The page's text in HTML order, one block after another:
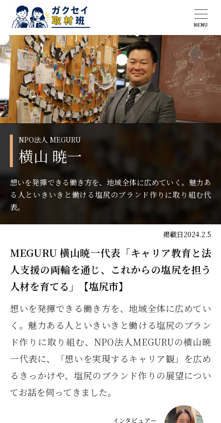
MENU
NPO法人 MEGURU
横山 暁一
想いを発揮できる働き方を、地域全体に広めていく。魅力あ
る人といきいきと働ける塩尻のブランド作りに取り組む代
表。
掲載日2024.2.5
MEGURU 横山暁一代表「キャリア教育と法
人支援の両輪を通じ、これからの塩尻を担う
人材を育てる」【塩尻市】
想いを発揮できる働き方を、地域全体に広めてい
く。魅力ある人といきいきと働ける塩尻のブラン
ド作りに取り組む、NPO法人MEGURUの横山暁
一代表に、「想いを実現するキャリア観」を広め
るきっかけや、塩尻のブランド作りの展望につい
てお話を伺ってきました。
インタビュアー